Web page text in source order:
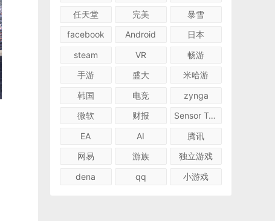
任天堂
完美
暴雪
facebook
Android
日本
steam
VR
畅游
手游
盛大
米哈游
韩国
电竞
zynga
微软
财报
Sensor Tower
EA
AI
腾讯
网易
游族
独立游戏
dena
qq 小游戏